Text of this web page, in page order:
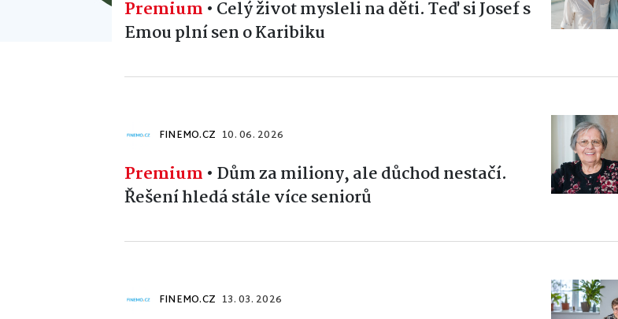
Premium • Celý život mysleli na děti. Teď si Josef s
Emou plní sen o Karibiku
FINEMO.CZ 10. 06. 2026
Premium • Dům za miliony, ale důchod nestačí.
Řešení hledá stále více seniorů
FINEMO.CZ 13. 03. 2026